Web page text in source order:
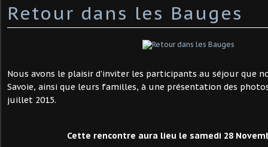
Retour dans les Bauges
Nous avons le plaisir d'inviter les participants au séjour que
Savoie, ainsi que leurs familles, à une présentation des
juillet 2015.
Cette rencontre aura lieu le samedi 28